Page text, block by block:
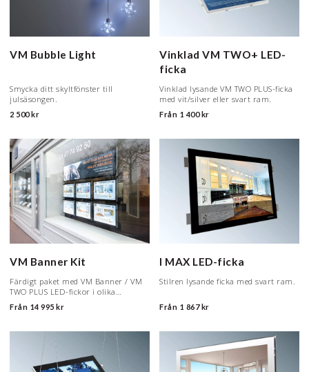
VM Bubble Light
Smycka ditt skyltfönster till
julsäsongen.
2 500 kr
Vinklad VM TWO+ LED-
ficka
Vinklad lysande VM TWO PLUS-ficka
med vit/silver eller svart ram.
Från 1 400 kr
VM Banner Kit
Färdigt paket med VM Banner / VM
TWO PLUS LED-fickor i olika
storlekar och färger.
Från 14 995 kr
I MAX LED-ficka
Stilren lysande ficka med svart ram.
Från 1 867 kr